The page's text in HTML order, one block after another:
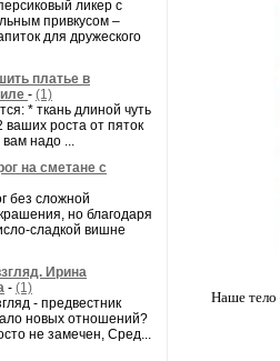
ликер с
привкусом –
для дружеского
платье в
- (1)
* ткань длиной чуть
роста от пяток
надо ...
на сметане с
без сложной
но благодаря
сладкой вишне
Ирина
- (1)
- предвестник
новых отношений?
не замечен, Сред...
Наше тело